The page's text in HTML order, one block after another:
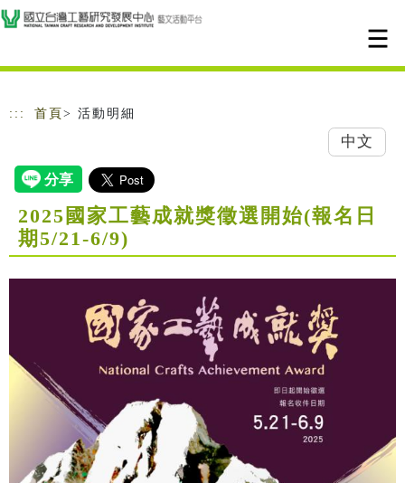
跳到主要內容
網站導覽
::: 首頁 > 活動明細
中文
2025國家工藝成就獎徵選開始(報名日
期5/21-6/9)